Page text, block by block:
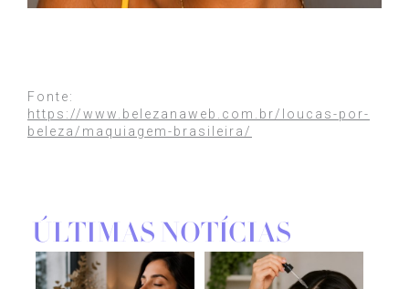
Fonte:
https://www.belezanaweb.com.br/loucas-por-
beleza/maquiagem-brasileira/
ÚLTIMAS NOTÍCIAS